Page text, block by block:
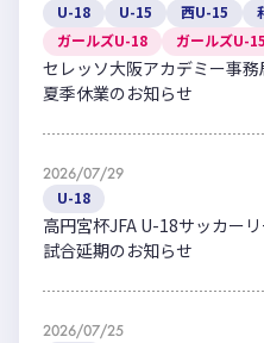
U-18 U-15 西U-15
ガールズU-18
ガールズU-15
セレッソ大阪アカデミー事
夏季休業のお知らせ
2026/07/29
U-18
高円宮杯JFA U-18サッカー
試合延期のお知らせ
2026/07/25